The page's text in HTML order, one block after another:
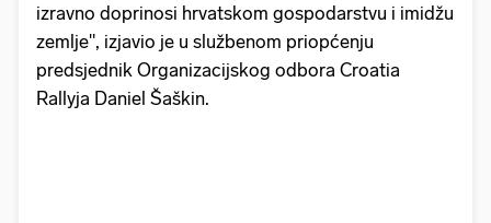
izravno doprinosi hrvatskom gospodarstvu i imidžu
zemlje", izjavio je u službenom priopćenju
predsjednik Organizacijskog odbora Croatia
Rallyja Daniel Šaškin.